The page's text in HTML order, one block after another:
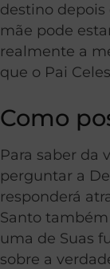
destino depois
mãe pode
realmente a
que o Pai
Como
Para saber da
perguntar a
responderá
Santo
uma de Suas
sobre a